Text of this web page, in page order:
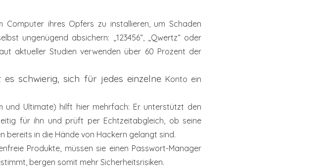
Computer ihres Opfers zu installieren, um Schaden
ungenügend absichern: „123456“, „Qwertz“ oder
aktueller Studienverwenden über 60 Prozent der
schwierig, sich für jedes einzelne Konto ein
und Ultimate) hilft hier mehrfach: Er unterstützt den
für ihn und prüft per Echtzeitabgleich, ob seine
bereits in die Hände von Hackern gelangt sind.
Produkte, müssen sie einen Passwort-Manager
bergen somit mehr Sicherheitsrisiken.